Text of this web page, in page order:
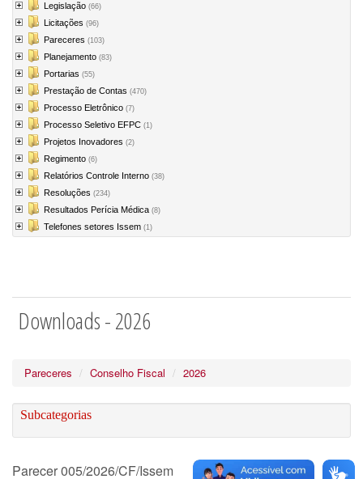
Legislação (66)
Licitações (96)
Pareceres (103)
Planejamento (83)
Portarias (55)
Prestação de Contas (470)
Processo Eletrônico (7)
Processo Seletivo EFPC (1)
Projetos Inovadores (2)
Regimento (6)
Relatórios Controle Interno (38)
Resoluções (234)
Resultados Perícia Médica (8)
Telefones setores Issem (1)
Downloads - 2026
Pareceres Conselho Fiscal 2026
Subcategorias
Parecer 005/2026/CF/Issem